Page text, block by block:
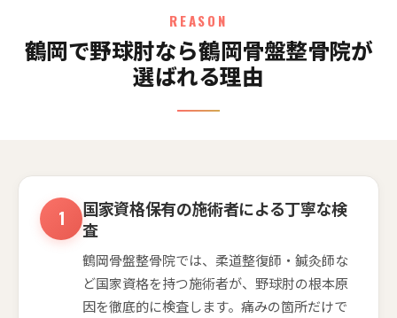
REASON
鶴岡で野球肘なら鶴岡骨盤整骨院が
選ばれる理由
国家資格保有の施術者による丁寧な検
査
鶴岡骨盤整骨院では、柔道整復師・鍼灸師な
ど国家資格を持つ施術者が、野球肘の根本原
因を徹底的に検査します。痛みの箇所だけで